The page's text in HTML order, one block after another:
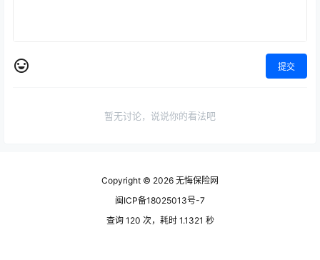
提交
暂无讨论，说说你的看法吧
Copyright © 2026 无悔保险网
闽ICP备18025013号-7
查询 120 次，耗时 1.1321 秒